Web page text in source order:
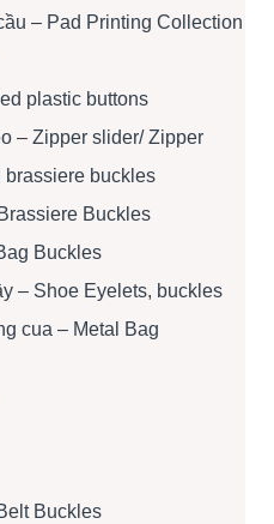
– Pad Printing Collection
plastic buttons
– Zipper slider/ Zipper
brassiere buckles
Buckles
Buckles
– Shoe Eyelets, buckles
cua – Metal Bag
Buckles